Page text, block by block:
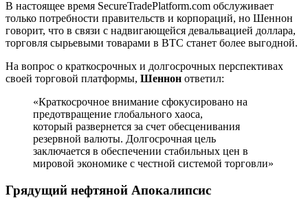
В настоящее время SecureTradePlatform.com обслуживает
только потребности правительств и корпораций, но Шеннон
говорит, что в связи с надвигающейся девальвацией доллара,
торговля сырьевыми товарами в BTC станет более выгодной.
На вопрос о краткосрочных и долгосрочных перспективах
своей торговой платформы, Шеннон ответил:
«Краткосрочное внимание сфокусировано на
предотвращение глобального хаоса,
который развернется за счет обесценивания
резервной валюты. Долгосрочная цель
заключается в обеспечении стабильных цен в
мировой экономике с честной системой торговли»
Грядущий нефтяной Апокалипсис